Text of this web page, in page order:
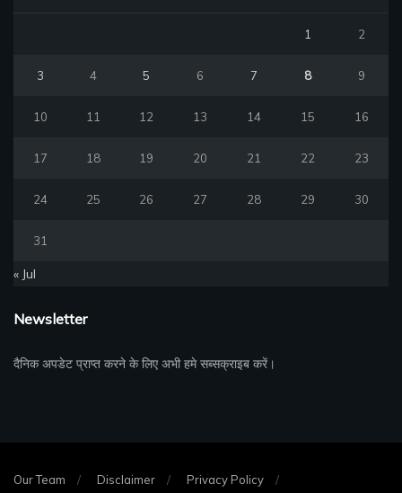
1 2
3 4 5 6 7 8 9
10 11 12 13 14 15 16
17 18 19 20 21 22 23
24 25 26 27 28 29 30
31
« Jul
Newsletter
दैनिक अपडेट प्राप्त करने के लिए अभी हमे सब्सक्राइब करें।
Our Team Disclaimer Privacy Policy